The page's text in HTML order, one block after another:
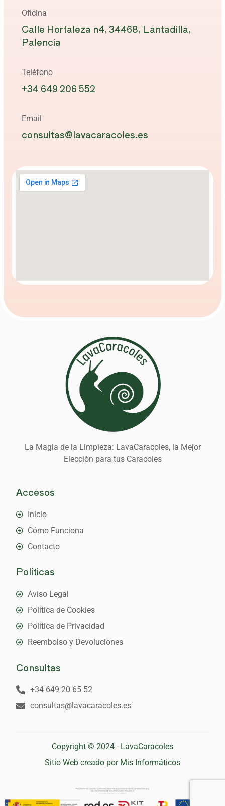
Oficina
Calle Hortaleza n4, 34468, Lantadilla,
Palencia
Teléfono
+34 649 206 552
Email
consultas@lavacaracoles.es
La Magia de la Limpieza: LavaCaracoles, la Mejor
Elección para tus Caracoles
Accesos
Inicio
Cómo Funciona
Contacto
Políticas
Aviso Legal
Política de Cookies
Política de Privacidad
Reembolso y Devoluciones
Consultas
+34 649 20 65 52
consultas@lavacaracoles.es
Copyright © 2024 - LavaCaracoles
Sitio Web creado por Mis Informáticos